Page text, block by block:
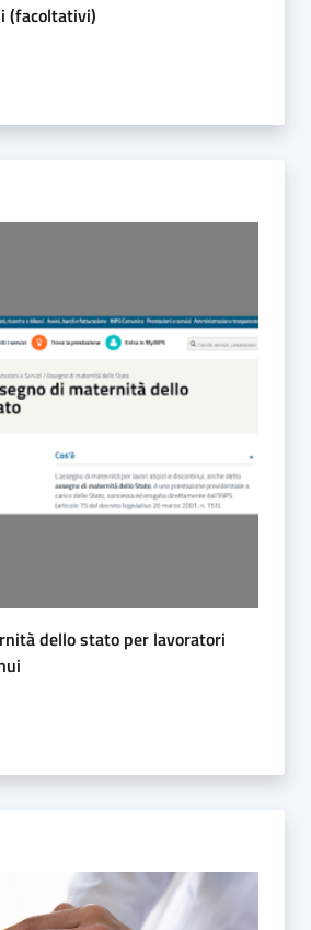
(facoltativi)
dello stato per lavoratori